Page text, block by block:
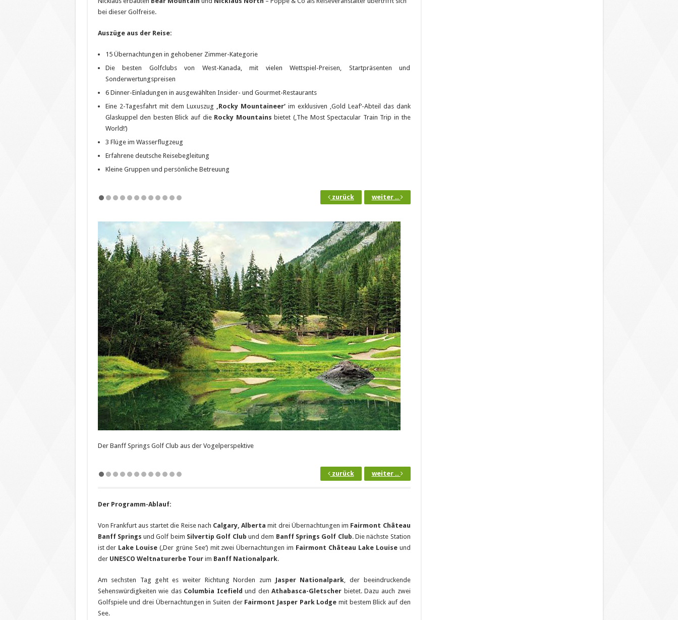
bei dieser Golfreise.
Auszüge aus der Reise:
15 Übernachtungen in gehobener Zimmer-Kategorie
Die besten Golfclubs von West-Kanada, mit vielen Wettspiel-Preisen, Startpräsenten und
Sonderwertungspreisen
6 Dinner-Einladungen in ausgewählten Insider- und Gourmet-Restaurants
Eine 2-Tagesfahrt mit dem Luxuszug
‚Rocky Mountaineer‘im exklusiven ‚Gold Leaf‘-Abteil das dank
Glaskuppel den besten Blick auf die Rocky Mountains bietet (‚The Most Spectacular Train Trip in the
World!‘)
3 Flüge im Wasserflugzeug
Erfahrene deutsche Reisebegleitung
Kleine Gruppen und persönliche Betreuung
weiter ..
zurück
Der Banff Springs Golf Club aus der Vogelperspektive
weiter ..
zurück
Der Programm-Ablauf:
Von Frankfurt aus startet die Reise nach Calgary, Alberta mit drei Übernachtungen im Fairmont Château
Banff Springs und Golf beim Silvertip Golf Club und dem Banff Springs Golf Club. Die nächste Station
ist der Lake Louise (‚Der grüne See‘) mit zwei Übernachtungen im Fairmont Château Lake Louiseund
der UNESCO Weltnaturerbe Tour im Banff Nationalpark.
Am sechsten Tag geht es weiter Richtung Norden zum Jasper Nationalpark , der beeindruckende
Sehenswürdigkeiten wie das Columbia Icefield und denAthabasca-Gletscher bietet. Dazu auch zwei
Golfspiele und drei Übernachtungen in Suiten der Fairmont Jasper Park Lodge mit bestem Blick auf den
See.